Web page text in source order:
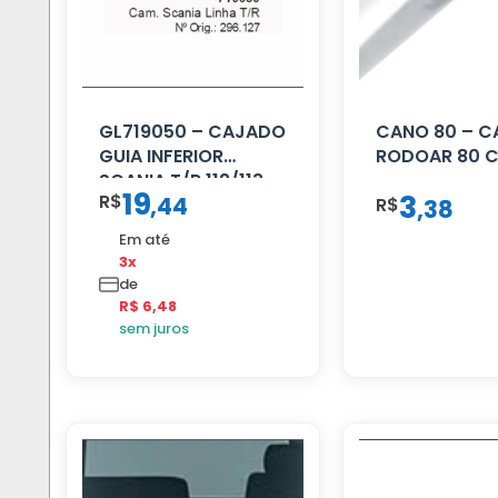
GL719050 – CAJADO
GUIA INFERIOR
SCANIA T/R 112/113
MENOR
R$19,44
Em até
3x
de
R$ 6,48
sem juros
CANO 80 –
RODOAR 80
R$3,38